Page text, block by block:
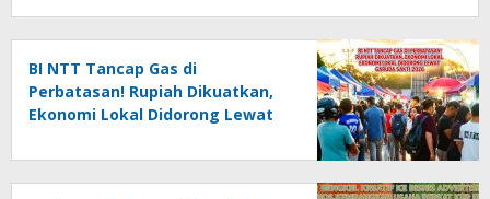
BI NTT Tancap Gas di
Perbatasan! Rupiah Dikuatkan,
Ekonomi Lokal Didorong Lewat